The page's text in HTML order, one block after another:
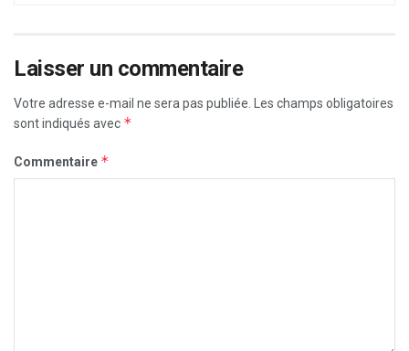
Laisser un commentaire
Votre adresse e-mail ne sera pas publiée. Les champs obligatoires
sont indiqués avec *
Commentaire *